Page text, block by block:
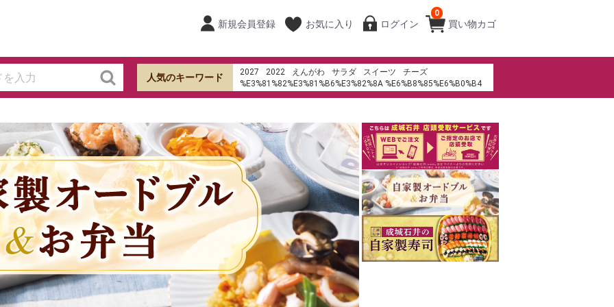
買い物カゴ
0
新規会員登録 お気に入り ログイン
人気のキーワード 2027 2022 えんがわ サラダ スイーツ
チーズ
%E3%81%82%E3%81%B6%E3%82%8A %E6%B8%85%E6%B0%B4
shb
寿司
ローストビーフ みりん 生春巻き キムチ
パンケーキ
餃子の皮
ラ・メゾン・デュ・ショコラ おせち